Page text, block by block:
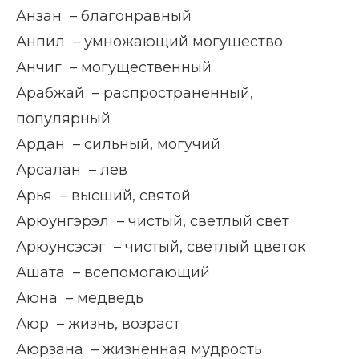
Анзан – благонравный
Анпил – умножающий могущество
Анчиг – могущественный
Арабжай – распространенный,
популярный
Ардан – сильный, могучий
Арсалан – лев
Арья – высший, святой
Арюунгэрэл – чистый, светлый свет
Арюунсэсэг – чистый, светлый цветок
Ашата – всепомогающий
Аюна – медведь
Аюр – жизнь, возраст
Аюрзана – жизненная мудрость